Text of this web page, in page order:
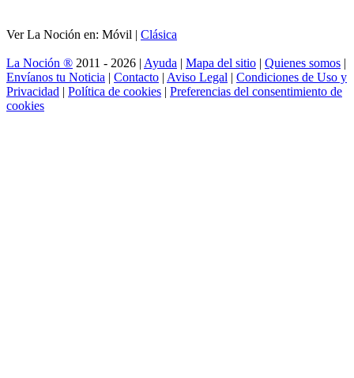
Ver La Noción en: Móvil | Clásica
La Noción ® 2011 - 2026 | Ayuda | Mapa del sitio | Quienes somos |
Envíanos tu Noticia | Contacto | Aviso Legal | Condiciones de Uso y
Privacidad | Política de cookies | Preferencias del consentimiento de
cookies